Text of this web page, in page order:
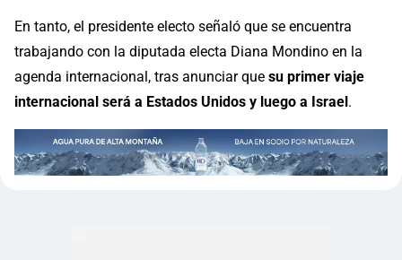
En tanto, el presidente electo señaló que se encuentra
trabajando con la diputada electa Diana Mondino en la
agenda internacional, tras anunciar que su primer viaje
internacional será a Estados Unidos y luego a Israel .